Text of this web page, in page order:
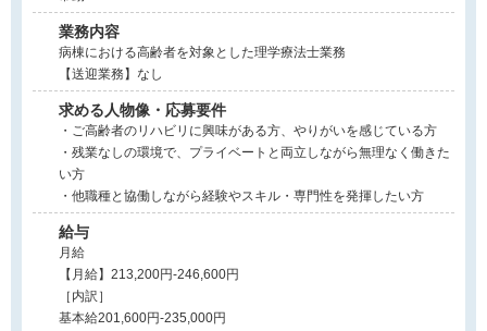
業務内容
病棟における高齢者を対象とした理学療法士業務
【送迎業務】なし
求める人物像・応募要件
・ご高齢者のリハビリに興味がある方、やりがいを感じている方
・残業なしの環境で、プライベートと両立しながら無理なく働きた
い方
・他職種と協働しながら経験やスキル・専門性を発揮したい方
給与
月給
【月給】213,200円-246,600円
［内訳］
基本給201,600円-235,000円